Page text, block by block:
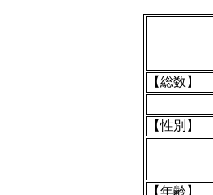
【総数】
【性別】
【年齢】